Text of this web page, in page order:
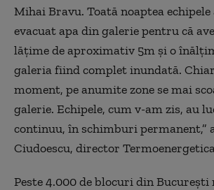
Mihai Bravu. Toată noaptea
evacuat apa din galerie pentru că
lățime de aproximativ 5m și o
galeria fiind complet inundată.
moment, pe anumite zone se mai
galerie. Echipele, cum v-am zis, au
continuu, în schimburi permanent,”
Ciudoescu, director
Peste 4.000 de blocuri din București